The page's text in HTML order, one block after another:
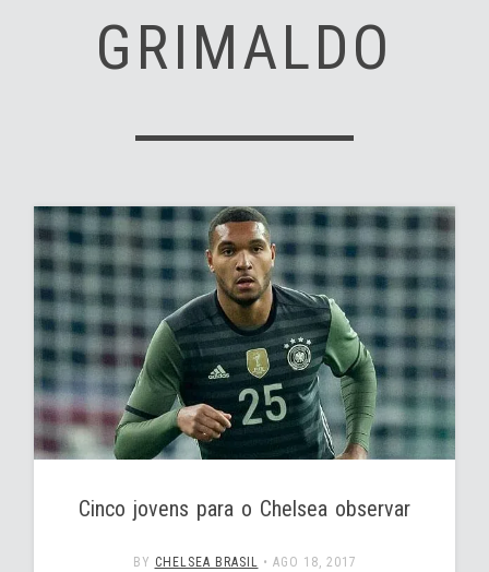
GRIMALDO
Cinco jovens para o Chelsea observar
BY CHELSEA BRASIL • AGO 18, 2017